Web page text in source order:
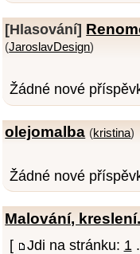
[Hlasování]
(JaroslavDesign)
Žádné nové
olejomalba (kristina)
Žádné nové
Malování,
[ Jdi na stránku: 1